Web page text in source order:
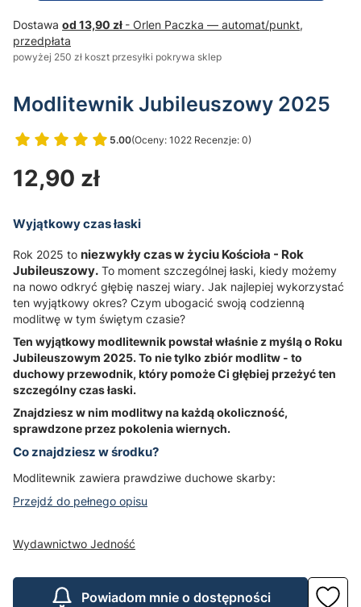
Dostawa od 13,90 zł - Orlen Paczka — automat/punkt,
przedpłata
powyżej 250 zł koszt przesyłki pokrywa sklep
Modlitewnik Jubileuszowy 2025
5.00(Oceny: 1022 Recenzje: 0)
Przejdź do sekcji Opinie
Cena
12,90 zł
Wyjątkowy czas łaski
Rok 2025 to niezwykły czas w życiu Kościoła - Rok
Jubileuszowy. To moment szczególnej łaski, kiedy możemy
na nowo odkryć głębię naszej wiary. Jak najlepiej wykorzystać
ten wyjątkowy okres? Czym ubogacić swoją codzienną
modlitwę w tym świętym czasie?
Ten wyjątkowy modlitewnik powstał właśnie z myślą o Roku
Jubileuszowym 2025. To nie tylko zbiór modlitw - to
duchowy przewodnik, który pomoże Ci głębiej przeżyć ten
szczególny czas łaski.
Znajdziesz w nim modlitwy na każdą okoliczność,
sprawdzone przez pokolenia wiernych.
Co znajdziesz w środku?
Modlitewnik zawiera prawdziwe duchowe skarby:
Przejdź do pełnego opisu
Wydawnictwo Jedność
Powiadom mnie o dostępności